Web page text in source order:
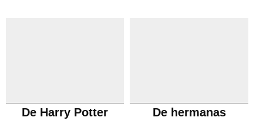
De Harry Potter De hermanas